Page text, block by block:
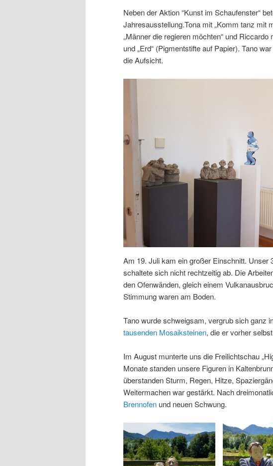
Neben der Aktion “Kunst im Schaufenster“
Jahresausstellung.Tona mit „Komm tanz mit
„Männer die regieren möchten“ und Riccardo
und „Erd“ (Pigmentstifte auf Papier). Tano
die Aufsicht.
Am 19. Juli kam ein großer Einschnitt. Unser
schaltete sich nicht rechtzeitig ab. Die
den Ofenwänden, gleich einem
Stimmung waren am Boden.
Tano wurde schweigsam, vergrub sich ganz
tausenden Mosaiksteinen, die er vorher
Im August munterte uns die Freilichtschau
Monate standen unsere Figuren in
überstanden Sturm, Regen, Hitze,
Weitermachen war gestärkt. Nach
Brennofen und neuen Schwung.